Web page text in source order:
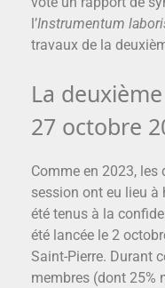
l’Instrumentum
travaux de la
La
27 octobre
Comme en 2023, les
session ont eu lieu
été tenus à la
été lancée le 2
Saint-Pierre. Durant
membres (dont 25%